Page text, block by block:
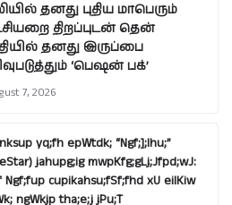
தனது புதிய மாபெரும்
திறப்புடன் தென்
தனது இருப்பை
‘பெஷன் பக்’
7, 2026
yq;fh epWtdk; “Ngf;];lhu;”
jahupg;ig mwpKfg;gLj;Jfpd;wJ:
Ngf;fup cupikahsu;fSf;fhd xU eilKiw
ngWkjp tha;e;j jPu;T